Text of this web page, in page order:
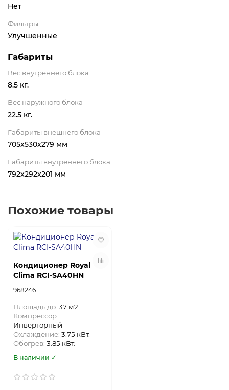
Нет
Фильтры
Улучшенные
Габариты
Вес внутреннего блока
8.5 кг.
Вес наружного блока
22.5 кг.
Габариты внешнего блока
705x530x279 мм
Габариты внутреннего блока
792x292x201 мм
Похожие товары
Кондиционер Royal
Clima RCI-SA40HN
968246
Площадь до: 37 м2.
Компрессор:
Инверторный
Охлаждение: 3.75 кВт.
Обогрев: 3.85 кВт.
В наличии ✓